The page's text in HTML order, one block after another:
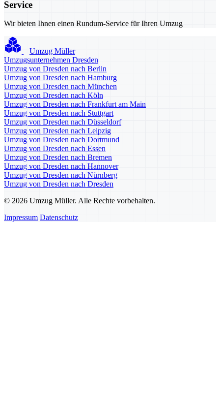
Service
Wir bieten Ihnen einen Rundum-Service für Ihren Umzug
Umzug Müller
Umzugsunternehmen Dresden
Umzug von Dresden nach Berlin
Umzug von Dresden nach Hamburg
Umzug von Dresden nach München
Umzug von Dresden nach Köln
Umzug von Dresden nach Frankfurt am Main
Umzug von Dresden nach Stuttgart
Umzug von Dresden nach Düsseldorf
Umzug von Dresden nach Leipzig
Umzug von Dresden nach Dortmund
Umzug von Dresden nach Essen
Umzug von Dresden nach Bremen
Umzug von Dresden nach Hannover
Umzug von Dresden nach Nürnberg
Umzug von Dresden nach Dresden
© 2026 Umzug Müller. Alle Rechte vorbehalten.
Impressum Datenschutz